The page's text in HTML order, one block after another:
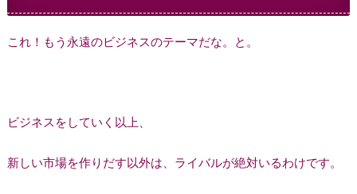
これ！もう永遠のビジネスのテーマだな。と。
ビジネスをしていく以上、
新しい市場を作りだす以外は、ライバルが絶対いるわけです。